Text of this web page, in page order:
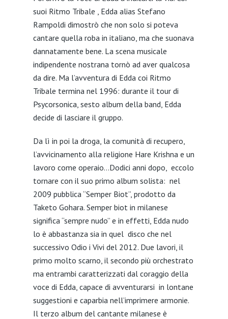
suoi Ritmo Tribale , Edda alias Stefano
Rampoldi dimostrò che non solo si poteva
cantare quella roba in italiano, ma che suonava
dannatamente bene. La scena musicale
indipendente nostrana tornò ad aver qualcosa
da dire. Ma l’avventura di Edda coi Ritmo
Tribale termina nel 1996: durante il tour di
Psycorsonica, sesto album della band, Edda
decide di lasciare il gruppo.
Da lì in poi la droga, la comunità di recupero,
l’avvicinamento alla religione Hare Krishna e un
lavoro come operaio…Dodici anni dopo, eccolo
tornare con il suo primo album solista: nel
2009 pubblica “Semper Biot”, prodotto da
Taketo Gohara. Semper biot in milanese
significa “sempre nudo” e in effetti, Edda nudo
lo è abbastanza sia in quel disco che nel
successivo Odio i Vivi del 2012. Due lavori, il
primo molto scarno, il secondo più orchestrato
ma entrambi caratterizzati dal coraggio della
voce di Edda, capace di avventurarsi in lontane
suggestioni e caparbia nell’imprimere armonie.
Il terzo album del cantante milanese è